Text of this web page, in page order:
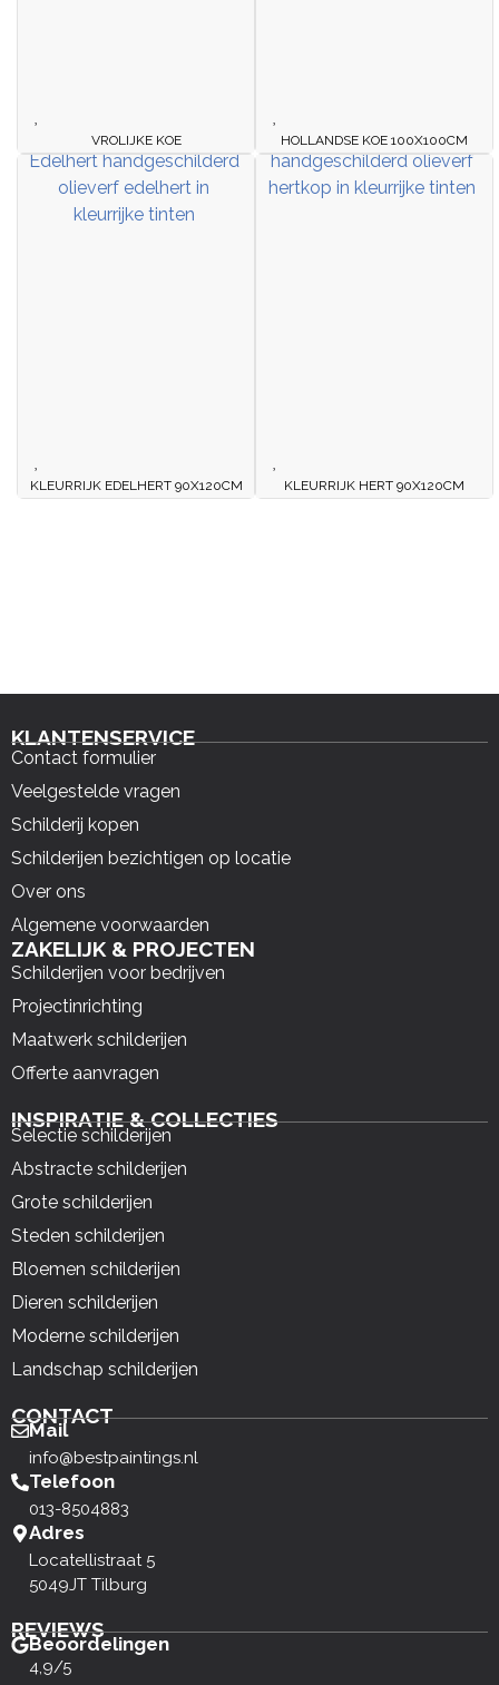
VROLIJKE KOE HOLLANDSE KOE 100X100CM
KLEURRIJK EDELHERT 90X120CM KLEURRIJK HERT 90X120CM
KLANTENSERVICE
Contact formulier
Veelgestelde vragen
Schilderij kopen
Schilderijen bezichtigen op locatie
Over ons
Algemene voorwaarden
ZAKELIJK & PROJECTEN
Schilderijen voor bedrijven
Projectinrichting
Maatwerk schilderijen
Offerte aanvragen
INSPIRATIE & COLLECTIES
Selectie schilderijen
Abstracte schilderijen
Grote schilderijen
Steden schilderijen
Bloemen schilderijen
Dieren schilderijen
Moderne schilderijen
Landschap schilderijen
CONTACT
Mail
info@bestpaintings.nl
Telefoon
013-8504883
Adres
Locatellistraat 5
5049JT Tilburg
REVIEWS
Beoordelingen
4,9/5